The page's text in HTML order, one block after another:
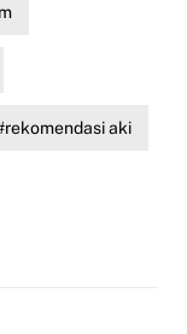
rekomendasi aki